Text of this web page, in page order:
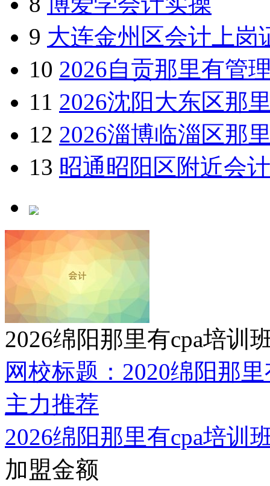
3F 财经金融网校
1 2026绵阳那里有cpa
2 烟台芝罘区那里学会
3 平南那里有注册会计
4 桂林中级会计培训哪
5
6 许昌那里学中级会计
7 贵港港南区到哪里学
8 博爱学会计实操
9 大连金州区会计上岗
10 2026自贡那里有管
11 2026沈阳大东区那
12 2026淄博临淄区那
13 昭通昭阳区附近会